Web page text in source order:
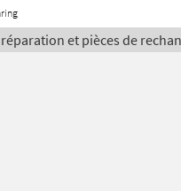
réparation et pièces de